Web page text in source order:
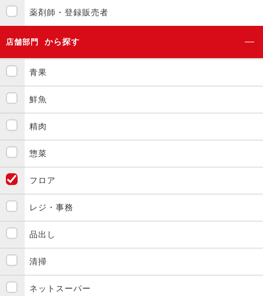
薬剤師・登録販売者
店舗部門 から探す
青果
鮮魚
精肉
惣菜
フロア
レジ・事務
品出し
清掃
ネットスーパー